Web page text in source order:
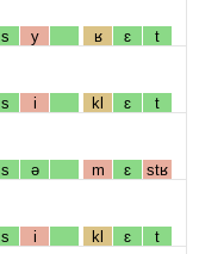
s y ʁ ɛ t
s i kl ɛ t
s ə m ɛ stʁ
s i kl ɛ t